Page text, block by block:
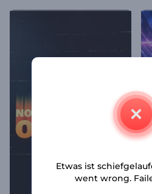
Etwas ist
went wrong.